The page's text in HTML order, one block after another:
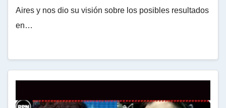
Aires y nos dio su visión sobre los posibles resultados
en…